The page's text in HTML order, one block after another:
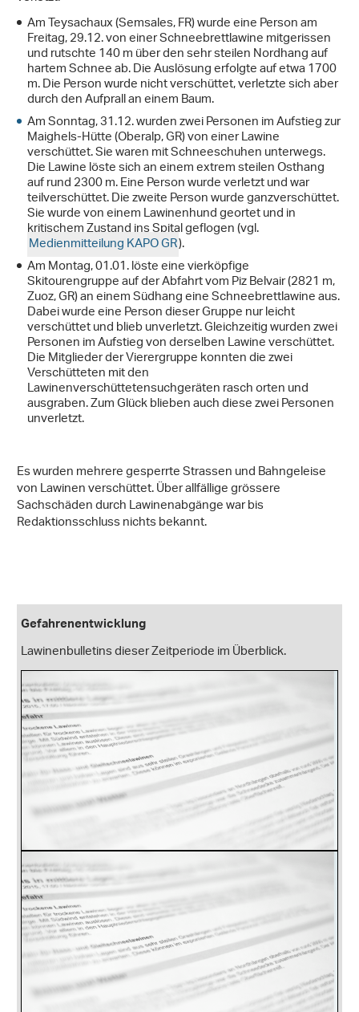
Am Teysachaux (Semsales, FR) wurde eine Person am
Freitag, 29.12. von einer Schneebrettlawine mitgerissen
und rutschte 140 m über den sehr steilen Nordhang auf
hartem Schnee ab. Die Auslösung erfolgte auf etwa 1700
m. Die Person wurde nicht verschüttet, verletzte sich aber
durch den Aufprall an einem Baum.
Am Sonntag, 31.12. wurden zwei Personen im Aufstieg zur
Maighels-Hütte (Oberalp, GR) von einer Lawine
verschüttet. Sie waren mit Schneeschuhen unterwegs.
Die Lawine löste sich an einem extrem steilen Osthang
auf rund 2300 m. Eine Person wurde verletzt und war
teilverschüttet. Die zweite Person wurde ganzverschüttet.
Sie wurde von einem Lawinenhund geortet und in
kritischem Zustand ins Spital geflogen (vgl.
Medienmitteilung KAPO GR).
Am Montag, 01.01. löste eine vierköpfige
Skitourengruppe auf der Abfahrt vom Piz Belvair (2821 m,
Zuoz, GR) an einem Südhang eine Schneebrettlawine aus.
Dabei wurde eine Person dieser Gruppe nur leicht
verschüttet und blieb unverletzt. Gleichzeitig wurden zwei
Personen im Aufstieg von derselben Lawine verschüttet.
Die Mitglieder der Vierergruppe konnten die zwei
Verschütteten mit den
Lawinenverschüttetensuchgeräten rasch orten und
ausgraben. Zum Glück blieben auch diese zwei Personen
unverletzt.
Es wurden mehrere gesperrte Strassen und Bahngeleise
von Lawinen verschüttet. Über allfällige grössere
Sachschäden durch Lawinenabgänge war bis
Redaktionsschluss nichts bekannt.
Gefahrenentwicklung
Lawinenbulletins dieser Zeitperiode im Überblick.